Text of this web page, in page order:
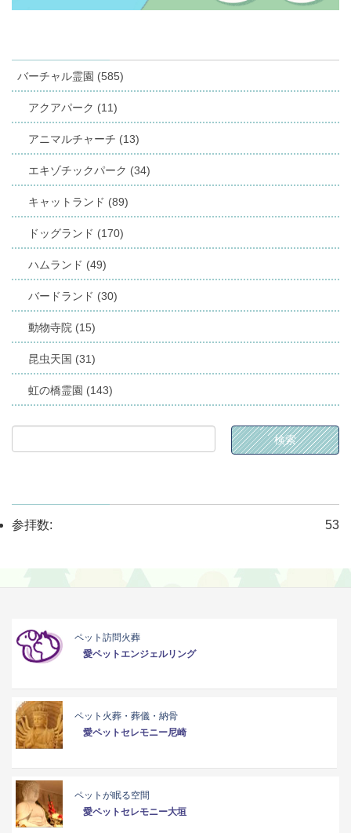
バーチャル霊園 (585)
アクアパーク (11)
アニマルチャーチ (13)
エキゾチックパーク (34)
キャットランド (89)
ドッグランド (170)
ハムランド (49)
バードランド (30)
動物寺院 (15)
昆虫天国 (31)
虹の橋霊園 (143)
53
参拝数:
ペット訪問火葬
愛ペットエンジェルリング
ペット火葬・葬儀・納骨
愛ペットセレモニー尼崎
ペットが眠る空間
愛ペットセレモニー大垣